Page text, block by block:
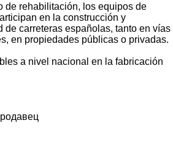
de rehabilitación, los equipos de
en la construcción y
de carreteras españolas, tanto en vías
en propiedades públicas o privadas.
a nivel nacional en la fabricación